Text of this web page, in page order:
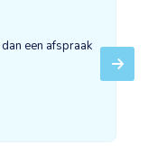
een afspraak
Next